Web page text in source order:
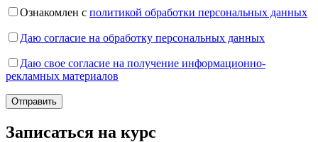
Ознакомлен с политикой обработки персональных данных
Даю согласие на обработку персональных данных
Даю свое согласие на получение информационно-
рекламных материалов
Записаться на курс